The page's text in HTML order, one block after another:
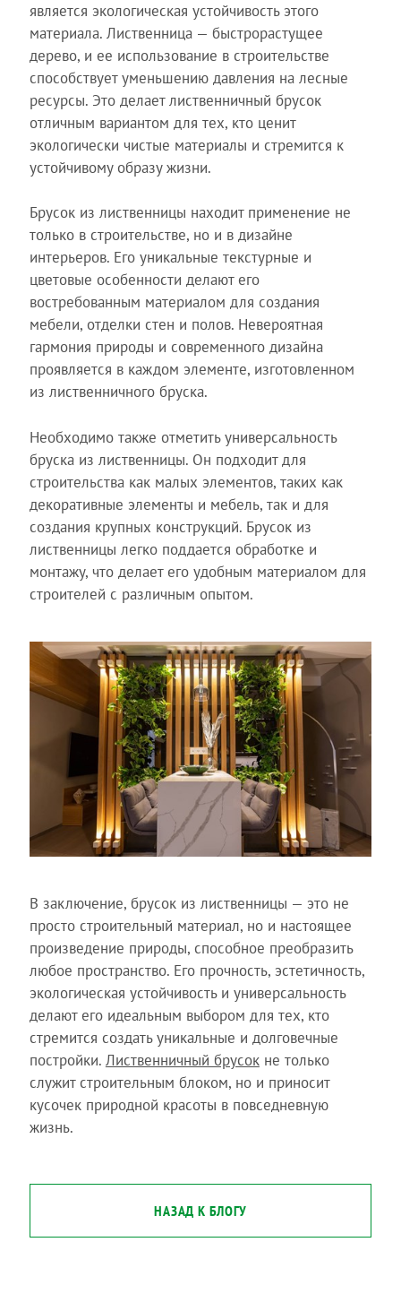
является экологическая устойчивость этого
материала. Лиственница — быстрорастущее
дерево, и ее использование в строительстве
способствует уменьшению давления на лесные
ресурсы. Это делает лиственничный брусок
отличным вариантом для тех, кто ценит
экологически чистые материалы и стремится к
устойчивому образу жизни.
Брусок из лиственницы находит применение не
только в строительстве, но и в дизайне
интерьеров. Его уникальные текстурные и
цветовые особенности делают его
востребованным материалом для создания
мебели, отделки стен и полов. Невероятная
гармония природы и современного дизайна
проявляется в каждом элементе, изготовленном
из лиственничного бруска.
Необходимо также отметить универсальность
бруска из лиственницы. Он подходит для
строительства как малых элементов, таких как
декоративные элементы и мебель, так и для
создания крупных конструкций. Брусок из
лиственницы легко поддается обработке и
монтажу, что делает его удобным материалом для
строителей с различным опытом.
В заключение, брусок из лиственницы — это не
просто строительный материал, но и настоящее
произведение природы, способное преобразить
любое пространство. Его прочность, эстетичность,
экологическая устойчивость и универсальность
делают его идеальным выбором для тех, кто
стремится создать уникальные и долговечные
постройки. Лиственничный брусокне только
служит строительным блоком, но и приносит
кусочек природной красоты в повседневную
жизнь.
НАЗАД К БЛОГУ